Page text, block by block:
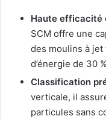
Haute efficacité
SCM offre une
des moulins à
d’énergie de 30
Classification
verticale, il
particules sans